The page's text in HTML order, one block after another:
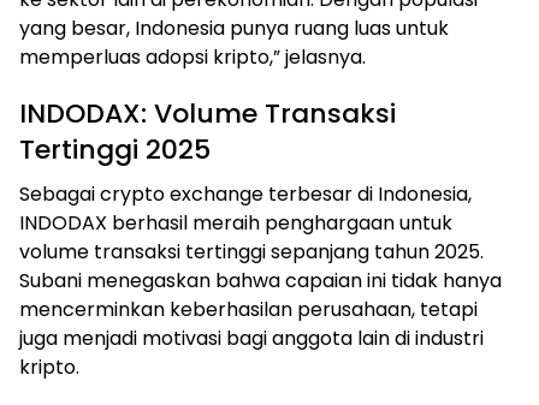
yang besar, Indonesia punya ruang luas untuk
memperluas adopsi kripto,” jelasnya.
INDODAX: Volume Transaksi
Tertinggi 2025
Sebagai crypto exchange terbesar di Indonesia,
INDODAX berhasil meraih penghargaan untuk
volume transaksi tertinggi sepanjang tahun 2025.
Subani menegaskan bahwa capaian ini tidak hanya
mencerminkan keberhasilan perusahaan, tetapi
juga menjadi motivasi bagi anggota lain di industri
kripto.